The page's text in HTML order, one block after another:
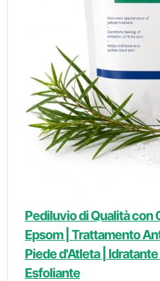
Pediluvio di Qualità con
Epsom | Trattamento
Piede d'Atleta | Idratante
Esfoliante